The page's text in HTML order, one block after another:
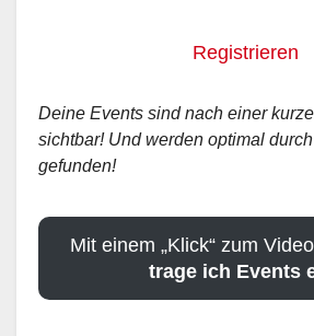
Registrieren
Deine Events sind nach einer
sichtbar! Und werden optimal
gefunden!
Mit einem „Klick“ zum
trage ich Events